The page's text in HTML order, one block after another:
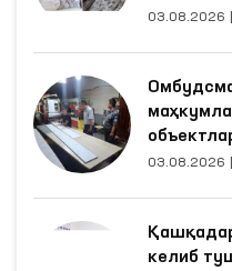
03.08.2026
03.08.2026
келиб